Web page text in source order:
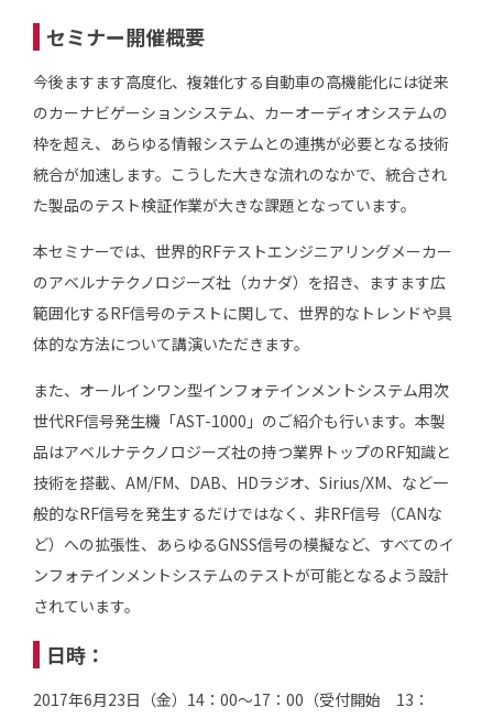
セミナー開催概要
今後ますます高度化、複雑化する自動車の高機能化には従来
のカーナビゲーションシステム、カーオーディオシステムの
枠を超え、あらゆる情報システムとの連携が必要となる技術
統合が加速します。こうした大きな流れのなかで、統合され
た製品のテスト検証作業が大きな課題となっています。
本セミナーでは、世界的RFテストエンジニアリングメーカー
のアベルナテクノロジーズ社（カナダ）を招き、ますます広
範囲化するRF信号のテストに関して、世界的なトレンドや具
体的な方法について講演いただきます。
また、オールインワン型インフォテインメントシステム用次
世代RF信号発生機「AST-1000」のご紹介も行います。本製
品はアベルナテクノロジーズ社の持つ業界トップのRF知識と
技術を搭載、AM/FM、DAB、HDラジオ、Sirius/XM、など一
般的なRF信号を発生するだけではなく、非RF信号（CANな
ど）への拡張性、あらゆるGNSS信号の模擬など、すべてのイ
ンフォテインメントシステムのテストが可能となるよう設計
されています。
日時：
2017年6月23日（金）14：00～17：00（受付開始 13：